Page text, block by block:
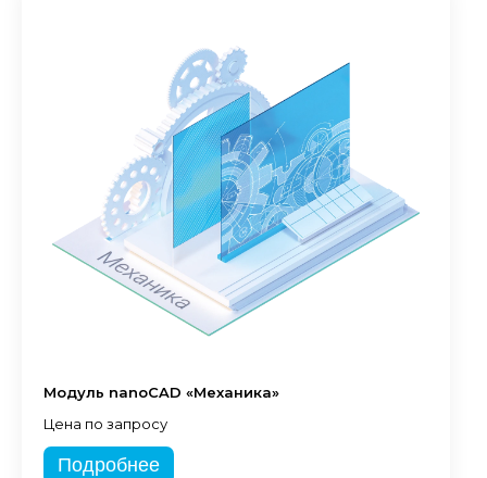
Модуль nanoCAD «Механика»
Цена по запросу
Подробнее